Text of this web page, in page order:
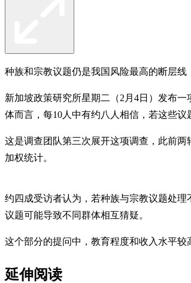
种族和宗教议题仍是我国风险最高的断层
新加坡政策研究所星期二（2月4日）发布
体而言，每10人中有约八人相信，若这些议
这是调查团队第三次展开这项调查，此前两
加权统计。
约四成受访者认为，若种族与宗教议题处
议题可能导致不同群体相互猜疑。
这个部分的提问中，教育程度和收入水平
延伸阅读